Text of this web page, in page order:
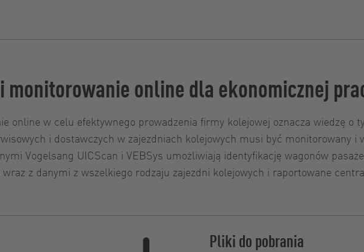
monitorowanie online dla ekonomicznej
online w celu efektywnego prowadzenia firmy kolejowej oznacza wiedzę o
i dostawczych w zajezdniach kolejowych musi być monitorowany
Vogelsang UICScan i VEBSys umożliwiają identyfikację wagonów
z danymi z wszelkiego rodzaju zajezdni kolejowych i raportowane
Pliki do pobrania